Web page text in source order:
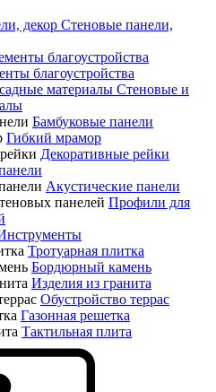
Стеновые панели,
благоустройства
Стеновые и
Бамбуковые панели
Гибкий мрамор
Декоративные рейки
Акустические панели
Профили для
Тротуарная плитка
Бордюрный камень
Изделия из гранита
Обустройство террас
Газонная решетка
Тактильная плита